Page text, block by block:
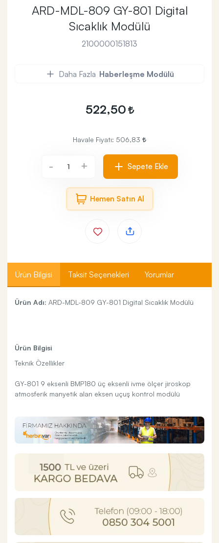
ARD-MDL-809 GY-801 Digital
Sıcaklık Modülü
2100000151813
Daha Fazla Haberleşme Modülü
522,50
Havale Fiyatı: 506,83
- + Sepete Ekle
Hemen Satın Al
Ürün Bilgisi Taksit Seçenekleri Yorumlar
Ürün Adı: ARD-MDL-809 GY-801 Digital Sıcaklık Modülü
Ürün Bilgisi
Teknik Özellikler
GY-801 9 eksenli BMP180 üç eksenli ivme ölçer jiroskop
atmosferik manyetik alan eksen uçuş kontrol modülü